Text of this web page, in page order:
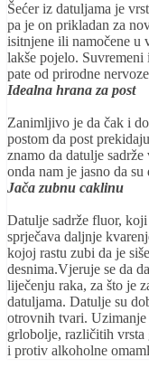
Šećer iz datuljama je
pa je on prikladan za
isitnjene ili namočene u
lakše pojelo. Suvremeni
pate od prirodne
Idealna hrana za post
Zanimljivo je da čak i
postom da post
znamo da datulje
onda nam je jasno da
Jača zubnu caklinu
Datulje sadrže fluor,
sprječava daljnje
kojoj rastu zubi da je
desnima.Vjeruje se da
liječenju raka, za što je
datuljama. Datulje su
otrovnih tvari. Uzimanje
grlobolje, različitih
i protiv alkoholne